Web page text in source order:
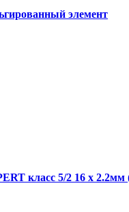
элемент
класс 5/2 16 х